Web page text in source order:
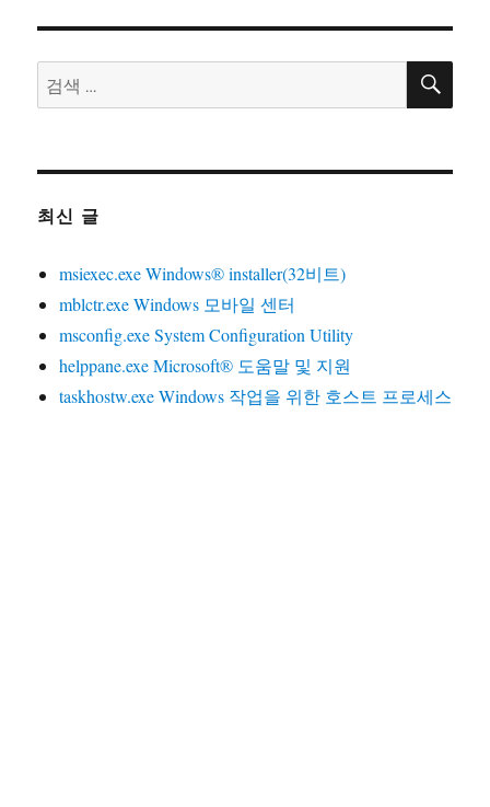
검
색:
검
최신 글
msiexec.exe Windows® installer(32비트)
mblctr.exe Windows 모바일 센터
msconfig.exe System Configuration Utility
helppane.exe Microsoft® 도움말 및 지원
taskhostw.exe Windows 작업을 위한 호스트 프로세스